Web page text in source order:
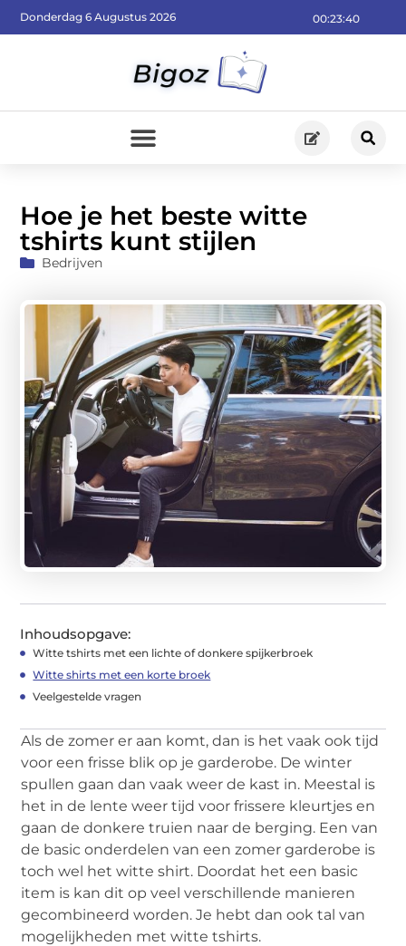
00:23:42
Donderdag 6 Augustus 2026
Hoe je het beste witte
tshirts kunt stijlen
Bedrijven
Inhoudsopgave:
Witte tshirts met een lichte of donkere spijkerbroek
Witte shirts met een korte broek
Veelgestelde vragen
Als de zomer er aan komt, dan is het vaak ook tijd
voor een frisse blik op je garderobe. De winter
spullen gaan dan vaak weer de kast in. Meestal is
het in de lente weer tijd voor frissere kleurtjes en
gaan de donkere truien naar de berging. Een van
de basic onderdelen van een zomer garderobe is
toch wel het witte shirt. Doordat het een basic
item is kan dit op veel verschillende manieren
gecombineerd worden. Je hebt dan ook tal van
mogelijkheden met witte tshirts.